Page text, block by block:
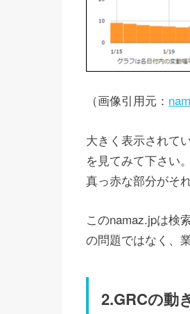
（画像引用元：
大きく表示されて
を見てみて下さい
真っ赤な部分がそ
このnamaz.jpは検
の問題ではなく、
2.GRCの動